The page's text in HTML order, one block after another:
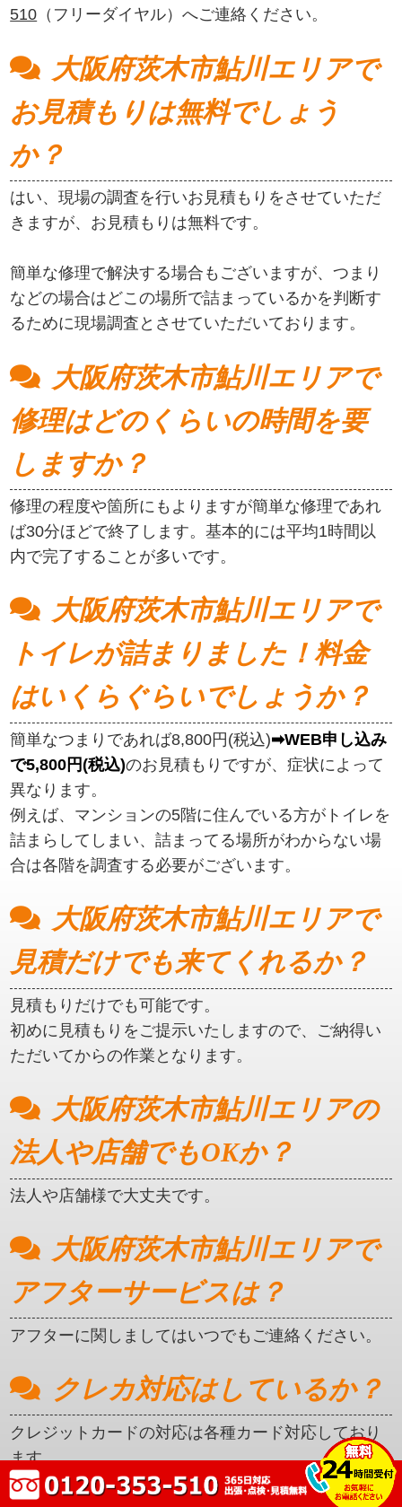
510 （フリーダイヤル）へご連絡ください。
大阪府茨木市鮎川エリアで
お見積もりは無料でしょう
か？
はい、現場の調査を行いお見積もりをさせていただ
きますが、お見積もりは無料です。
簡単な修理で解決する場合もございますが、つまり
などの場合はどこの場所で詰まっているかを判断す
るために現場調査とさせていただいております。
大阪府茨木市鮎川エリアで
修理はどのくらいの時間を要
しますか？
修理の程度や箇所にもよりますが簡単な修理であれ
ば30分ほどで終了します。基本的には平均1時間以
内で完了することが多いです。
大阪府茨木市鮎川エリアで
トイレが詰まりました！料金
はいくらぐらいでしょうか？
簡単なつまりであれば8,800円(税込)➡WEB申し込み
で5,800円(税込)のお見積もりですが、症状によって
異なります。
例えば、マンションの5階に住んでいる方がトイレを
詰まらしてしまい、詰まってる場所がわからない場
合は各階を調査する必要がございます。
大阪府茨木市鮎川エリアで
見積だけでも来てくれるか？
見積もりだけでも可能です。
初めに見積もりをご提示いたしますので、ご納得い
ただいてからの作業となります。
大阪府茨木市鮎川エリアの
法人や店舗でもOKか？
法人や店舗様で大丈夫です。
大阪府茨木市鮎川エリアで
アフターサービスは？
アフターに関しましてはいつでもご連絡ください。
クレカ対応はしているか？
クレジットカードの対応は各種カード対応しており
ます。